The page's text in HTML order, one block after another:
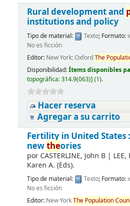
Rural development and
institutions and policy
Tipo de material: Texto; Formato:
No es ficción
Editor: New York; OxfordThe
Disponibilidad:Ítems disponibles
topográfica:314.9(063)] (1).
Hacer reserva
Agregar a su carrito
Fertility in United States
newtheories
por CASTERLINE, John B|
Karen A. (Eds).
Tipo de material: Texto; Formato:
No es ficción
Editor: New YorkThe Population